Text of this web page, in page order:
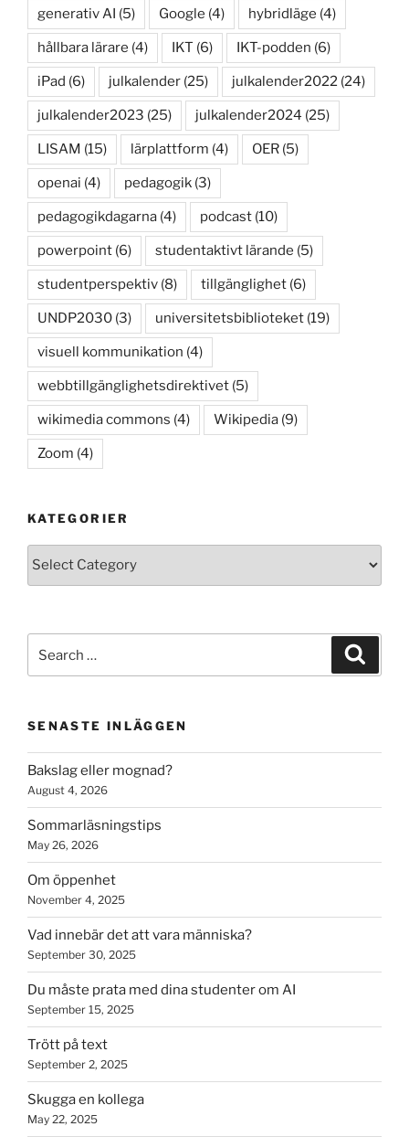
generativ AI (5) Google (4) hybridläge (4)
hållbara lärare (4) IKT (6) IKT-podden (6)
iPad (6) julkalender (25) julkalender2022 (24)
julkalender2023 (25) julkalender2024 (25)
LISAM (15) lärplattform (4) OER (5)
openai (4) pedagogik (3)
pedagogikdagarna (4) podcast (10)
powerpoint (6) studentaktivt lärande (5)
studentperspektiv (8) tillgänglighet (6)
UNDP2030 (3) universitetsbiblioteket (19)
visuell kommunikation (4)
webbtillgänglighetsdirektivet (5)
wikimedia commons (4) Wikipedia (9)
Zoom (4)
KATEGORIER
Kategorier
SENASTE INLÄGGEN
Bakslag eller mognad?
August 4, 2026
Sommarläsningstips
May 26, 2026
Om öppenhet
November 4, 2025
Vad innebär det att vara människa?
September 30, 2025
Du måste prata med dina studenter om AI
September 15, 2025
Trött på text
September 2, 2025
Skugga en kollega
May 22, 2025